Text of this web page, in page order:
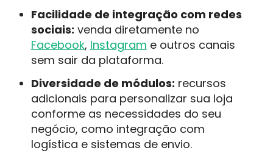
Facilidade de integração com redes
sociais: venda diretamente no
Facebook, Instagram e outros canais
sem sair da plataforma.
Diversidade de módulos: recursos
adicionais para personalizar sua loja
conforme as necessidades do seu
negócio, como integração com
logística e sistemas de envio.